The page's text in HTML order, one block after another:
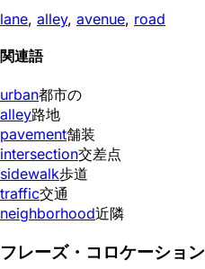
lane, alley, avenue, road
関連語
urban都市の
alley路地
pavement舗装
intersection交差点
sidewalk歩道
traffic交通
neighborhood近隣
フレーズ・コロケーション